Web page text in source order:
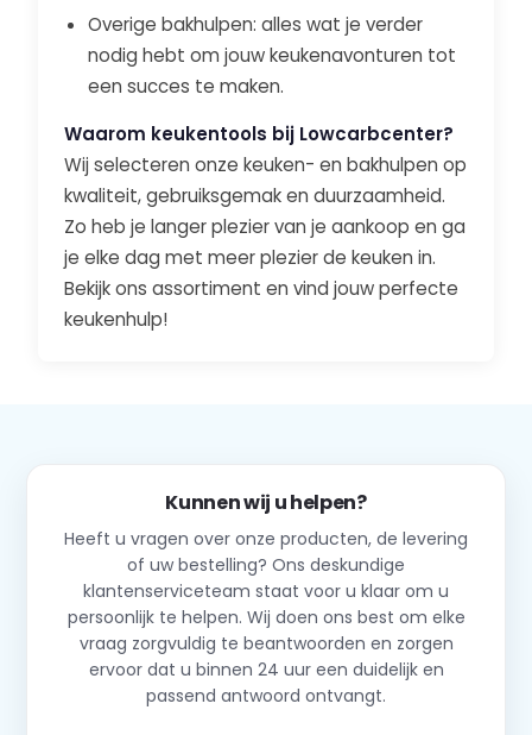
Overige bakhulpen: alles wat je verder
nodig hebt om jouw keukenavonturen tot
een succes te maken.
Waarom keukentools bij Lowcarbcenter?
Wij selecteren onze keuken- en bakhulpen op
kwaliteit, gebruiksgemak en duurzaamheid.
Zo heb je langer plezier van je aankoop en ga
je elke dag met meer plezier de keuken in.
Bekijk ons assortiment en vind jouw perfecte
keukenhulp!
Kunnen wij u helpen?
Heeft u vragen over onze producten, de levering
of uw bestelling? Ons deskundige
klantenserviceteam staat voor u klaar om u
persoonlijk te helpen. Wij doen ons best om elke
vraag zorgvuldig te beantwoorden en zorgen
ervoor dat u binnen 24 uur een duidelijk en
passend antwoord ontvangt.